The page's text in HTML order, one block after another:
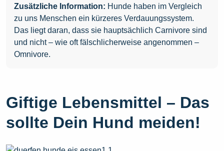
Zusätzliche Information: Hunde haben im Vergleich
zu uns Menschen ein kürzeres Verdauungssystem.
Das liegt daran, dass sie hauptsächlich Carnivore sind
und nicht – wie oft fälschlicherweise angenommen –
Omnivore.
Giftige Lebensmittel – Das
sollte Dein Hund meiden!